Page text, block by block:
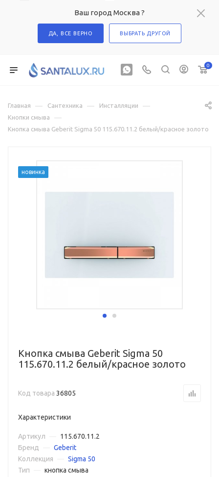
Ваш город Москва ?
ДА, ВСЕ ВЕРНО ВЫБРАТЬ ДРУГОЙ
0
Главная — Сантехника — Инсталляции —
Кнопки смыва —
Кнопка смыва Geberit Sigma 50 115.670.11.2 белый/красное золото
новинка
Кнопка смыва Geberit Sigma 50
115.670.11.2 белый/красное золото
Код товара 36805
Характеристики
Артикул
115.670.11.2
Бренд
Geberit
Коллекция
Sigma 50
Тип
кнопка смыва